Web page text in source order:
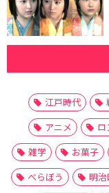
江戸時代
アニメ
ロ
雑学
お菓子
べらぼう
明